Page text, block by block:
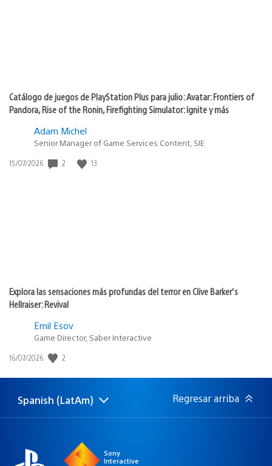
Catálogo de juegos de PlayStation Plus para julio: Avatar: Frontiers of
Pandora, Rise of the Ronin, Firefighting Simulator: Ignite y más
Adam Michel
Senior Manager of Game Services Content, SIE
Fecha
15/07/2026 2 13
Explora las sensaciones más profundas del terror en Clive Barker’s
Hellraiser: Revival
Emil Esov
Game Director, Saber Interactive
Fecha
publicación:
16/07/2026 2
Elige
una
Región
actual:
Spanish (LatAm) Regresar arriba
Sony
Interactive